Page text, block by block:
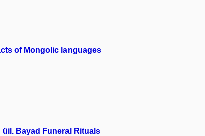
of Mongolic languages
Bayad Funeral Rituals